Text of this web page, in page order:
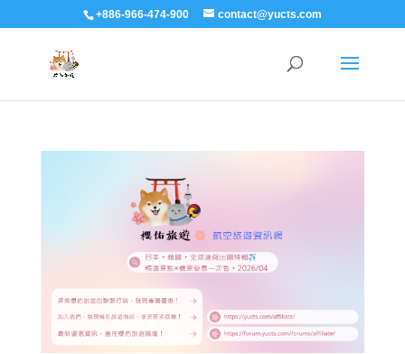
+886-966-474-900 contact@yucts.com